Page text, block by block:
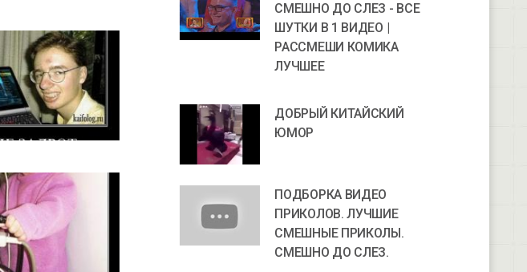
СМЕШНО ДО СЛЕЗ - ВСЕ
ШУТКИ В 1 ВИДЕО |
РАССМЕШИ КОМИКА
ЛУЧШЕЕ
ДОБРЫЙ КИТАЙСКИЙ
ЮМОР
ПОДБОРКА ВИДЕО
ПРИКОЛОВ. ЛУЧШИЕ
СМЕШНЫЕ ПРИКОЛЫ.
СМЕШНО ДО СЛЕЗ.